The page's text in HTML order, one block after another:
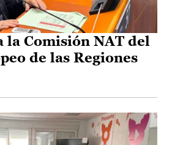
la Comisión NAT del
de las Regiones